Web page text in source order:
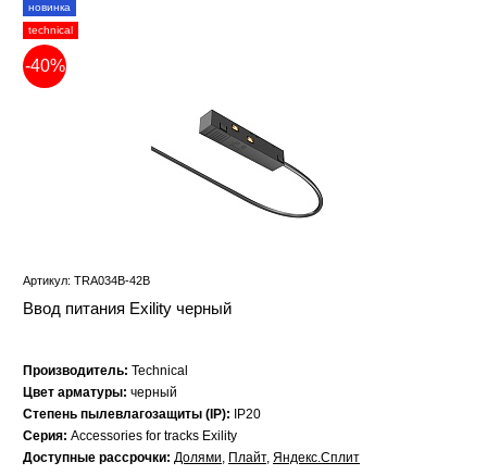
новинка
technical
-40%
Артикул: TRA034B-42B
Ввод питания Exility черный
Производитель: Technical
Цвет арматуры: черный
Степень пылевлагозащиты (IP):
IP20
Серия: Accessories for tracks Exility
Доступные рассрочки: Долями, Плайт, Яндекс.Сплит